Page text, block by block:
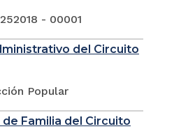
- 00001
del Circuito
Popular
Familia del Circuito